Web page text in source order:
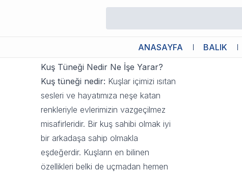
ANASAYFA BALIK
Kuş Tüneği Kullanımı
Kuş Tüneği Nedir Ne İşe Yarar?
Kuş tüneği nedir: Kuşlar içimizi ısıtan
sesleri ve hayatımıza neşe katan
renkleriyle evlerimizin vazgeçilmez
misafirleridir. Bir kuş sahibi olmak iyi
bir arkadaşa sahip olmakla
eşdeğerdir. Kuşların en bilinen
özellikleri belki de uçmadan hemen